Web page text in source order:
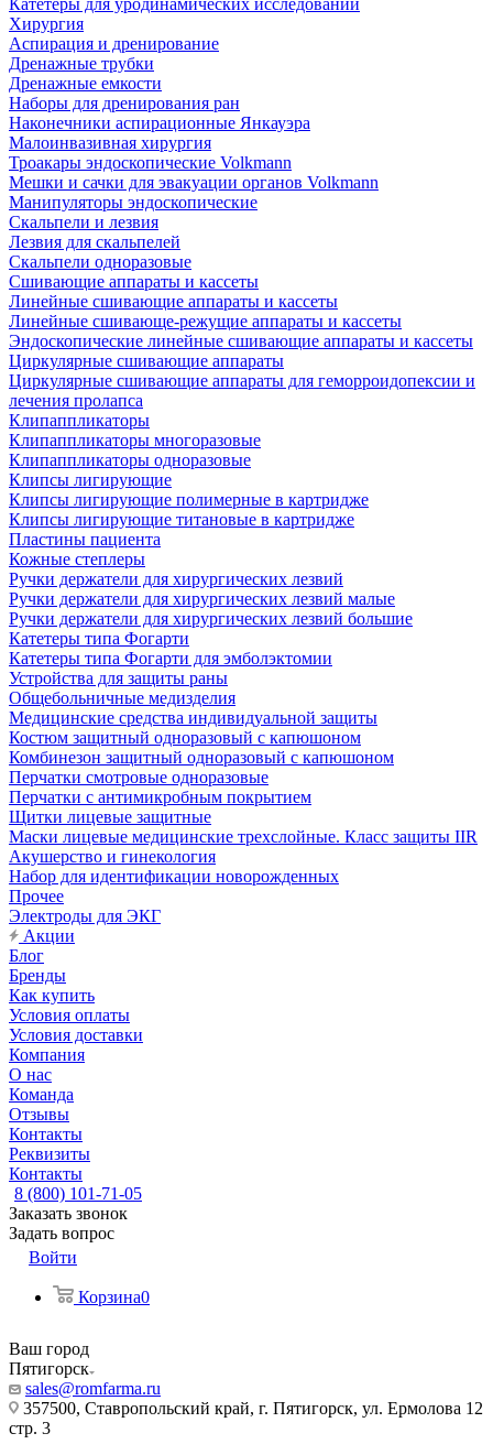
Катетеры для уродинамических исследований
Хирургия
Аспирация и дренирование
Дренажные трубки
Дренажные емкости
Наборы для дренирования ран
Наконечники аспирационные Янкауэра
Малоинвазивная хирургия
Троакары эндоскопические Volkmann
Мешки и сачки для эвакуации органов Volkmann
Манипуляторы эндоскопические
Скальпели и лезвия
Лезвия для скальпелей
Скальпели одноразовые
Сшивающие аппараты и кассеты
Линейные сшивающие аппараты и кассеты
Линейные сшивающе-режущие аппараты и кассеты
Эндоскопические линейные сшивающие аппараты и кассеты
Циркулярные сшивающие аппараты
Циркулярные сшивающие аппараты для геморроидопексии и
лечения пролапса
Клипаппликаторы
Клипаппликаторы многоразовые
Клипаппликаторы одноразовые
Клипсы лигирующие
Клипсы лигирующие полимерные в картридже
Клипсы лигирующие титановые в картридже
Пластины пациента
Кожные степлеры
Ручки держатели для хирургических лезвий
Ручки держатели для хирургических лезвий малые
Ручки держатели для хирургических лезвий большие
Катетеры типа Фогарти
Катетеры типа Фогарти для эмболэктомии
Устройства для защиты раны
Общебольничные медизделия
Медицинские средства индивидуальной защиты
Костюм защитный одноразовый с капюшоном
Комбинезон защитный одноразовый с капюшоном
Перчатки смотровые одноразовые
Перчатки с антимикробным покрытием
Щитки лицевые защитные
Маски лицевые медицинские трехслойные. Класс защиты IIR
Акушерство и гинекология
Набор для идентификации новорожденных
Прочее
Электроды для ЭКГ
Акции
Блог
Бренды
Как купить
Условия оплаты
Условия доставки
Компания
О нас
Команда
Отзывы
Контакты
Реквизиты
Контакты
8 (800) 101-71-05
Заказать звонок
Задать вопрос
Войти
Корзина0
Ваш город
Пятигорск
sales@romfarma.ru
357500, Ставропольский край, г. Пятигорск, ул. Ермолова 12
стр. 3